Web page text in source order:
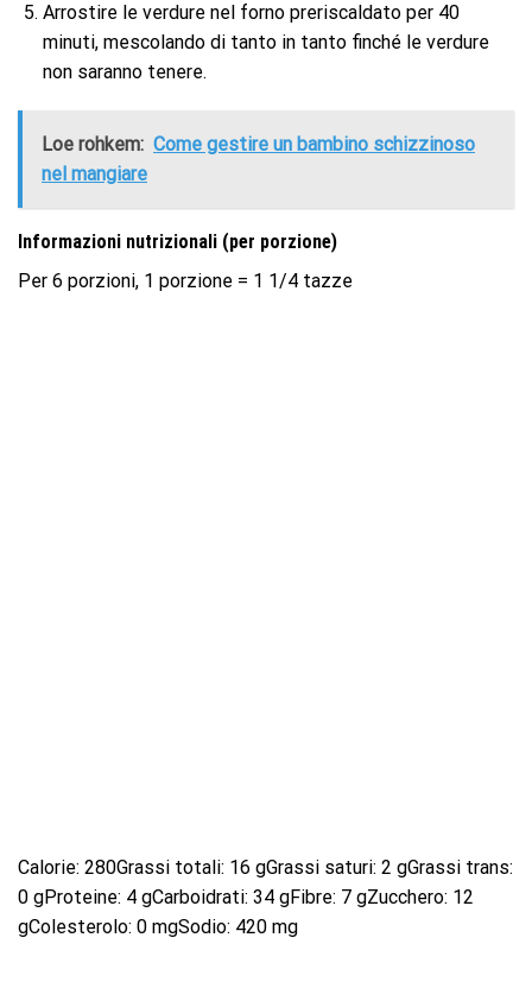
Arrostire le verdure nel forno preriscaldato per 40
minuti, mescolando di tanto in tanto finché le verdure
non saranno tenere.
Loe rohkem: Come gestire un bambino schizzinoso
nel mangiare
Informazioni nutrizionali (per porzione)
Per 6 porzioni, 1 porzione = 1 1/4 tazze
Calorie: 280Grassi totali: 16 gGrassi saturi: 2 gGrassi trans:
0 gProteine: 4 gCarboidrati: 34 gFibre: 7 gZucchero: 12
gColesterolo: 0 mgSodio: 420 mg